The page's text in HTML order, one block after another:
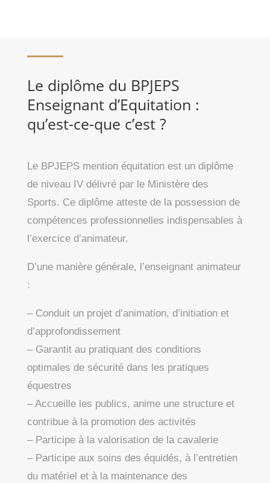
Le diplôme du BPJEPS
Enseignant d’Equitation :
qu’est-ce-que c’est ?
Le BPJEPS mention équitation est un diplôme
de niveau IV délivré par le Ministère des
Sports. Ce diplôme atteste de la possession de
compétences professionnelles indispensables à
l’exercice d’animateur.
D’une manière générale, l’enseignant animateur
:
– Conduit un projet d’animation, d’initiation et
d’approfondissement
– Garantit au pratiquant des conditions
optimales de sécurité dans les pratiques
équestres
– Accueille les publics, anime une structure et
contribue à la promotion des activités
– Participe à la valorisation de la cavalerie
– Participe aux soins des équidés, à l’entretien
du matériel et à la maintenance des